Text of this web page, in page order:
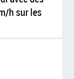
h sur les